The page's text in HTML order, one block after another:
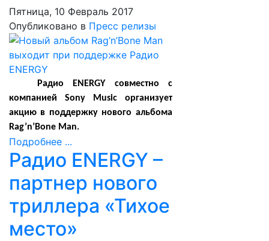
Пятница, 10 Февраль 2017
Опубликовано в Пресс релизы
Радио ENERGY совместно с
компанией Sony Music организует
акцию в поддержку нового альбома
Rag’n’Bone Man.
Подробнее ...
Радио ENERGY –
партнер нового
триллера «Тихое
место»